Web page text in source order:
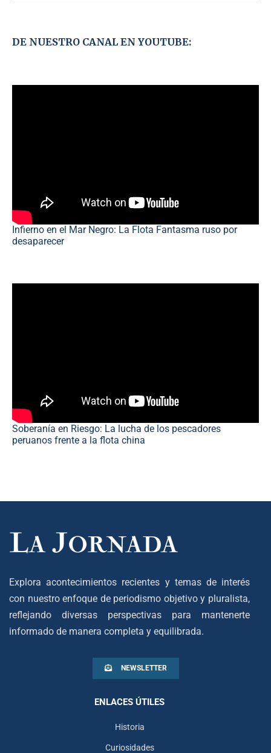
DE NUESTRO CANAL EN YOUTUBE:
Infierno en el Mar Negro: La Flota Fantasma ruso por
desaparecer
Soberanía en Riesgo: La lucha de los pescadores
peruanos frente a la flota china
Explora acontecimientos recientes y temas de interés
con nuestro enfoque de periodismo objetivo y pluralista,
reflejando diversas perspectivas para mantenerte
informado de manera completa y equilibrada.
NEWSLETTER
ENLACES ÚTILES
Historia
Curiosidades